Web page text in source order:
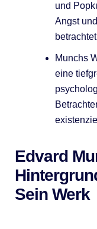
und
Angst
Munchs
eine
Edvard
Sein Werk